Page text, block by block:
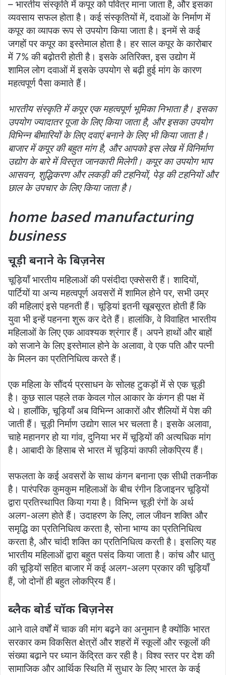
– भारतीय संस्कृति में कपूर को पवित्र माना जाता है, और इसका
व्यवसाय सफल होता है। कई संस्कृतियों में, दवाओं के निर्माण में
कपूर का व्यापक रूप से उपयोग किया जाता है। इनमें से कई
जगहों पर कपूर का इस्तेमाल होता है। हर साल कपूर के कारोबार
में 7% की बढ़ोतरी होती है। इसके अतिरिक्त, इस उद्योग में
शामिल लोग दवाओं में इसके उपयोग से बढ़ी हुई मांग के कारण
महत्वपूर्ण पैसा कमाते हैं।
भारतीय संस्कृति में कपूर एक महत्वपूर्ण भूमिका निभाता है। इसका
उपयोग ज्यादातर पूजा के लिए किया जाता है, और इसका उपयोग
विभिन्न बीमारियों के लिए दवाएं बनाने के लिए भी किया जाता है।
बाजार में कपूर की बहुत मांग है, और आपको इस लेख में विनिर्माण
उद्योग के बारे में विस्तृत जानकारी मिलेगी। कपूर का उपयोग भाप
आसवन, शुद्धिकरण और लकड़ी की टहनियों, पेड़ की टहनियों और
छाल के उपचार के लिए किया जाता है।
home based manufacturing
business
चूड़ी बनाने के बिज़नेस
चूड़ियाँ भारतीय महिलाओं की पसंदीदा एक्सेसरी हैं। शादियों,
पार्टियों या अन्य महत्वपूर्ण अवसरों में शामिल होने पर, सभी उम्र
की महिलाएं इसे पहनती हैं। चूड़ियां इतनी खूबसूरत होती हैं कि
युवा भी इन्हें पहनना शुरू कर देते हैं। हालांकि, वे विवाहित भारतीय
महिलाओं के लिए एक आवश्यक श्रंगार हैं। अपने हाथों और बाहों
को सजाने के लिए इस्तेमाल होने के अलावा, वे एक पति और पत्नी
के मिलन का प्रतिनिधित्व करते हैं।
एक महिला के सौंदर्य प्रसाधन के सोलह टुकड़ों में से एक चूड़ी
है। कुछ साल पहले तक केवल गोल आकार के कंगन ही पक्ष में
थे। हालाँकि, चूड़ियाँ अब विभिन्न आकारों और शैलियों में पेश की
जाती हैं। चूड़ी निर्माण उद्योग साल भर चलता है। इसके अलावा,
चाहे महानगर हो या गांव, दुनिया भर में चूड़ियों की अत्यधिक मांग
है। आबादी के हिसाब से भारत में चूड़ियां काफी लोकप्रिय हैं।
सफलता के कई अवसरों के साथ कंगन बनाना एक सीधी तकनीक
है। पारंपरिक कुमकुम महिलाओं के बीच रंगीन डिजाइनर चूड़ियों
द्वारा प्रतिस्थापित किया गया है। विभिन्न चूड़ी रंगों के अर्थ
अलग-अलग होते हैं। उदाहरण के लिए, लाल जीवन शक्ति और
समृद्धि का प्रतिनिधित्व करता है, सोना भाग्य का प्रतिनिधित्व
करता है, और चांदी शक्ति का प्रतिनिधित्व करती है। इसलिए यह
भारतीय महिलाओं द्वारा बहुत पसंद किया जाता है। कांच और धातु
की चूड़ियों सहित बाजार में कई अलग-अलग प्रकार की चूड़ियाँ
हैं, जो दोनों ही बहुत लोकप्रिय हैं।
ब्लैक बोर्ड चॉक बिज़नेस
आने वाले वर्षों में चाक की मांग बढ़ने का अनुमान है क्योंकि भारत
सरकार कम विकसित क्षेत्रों और शहरों में स्कूलों और स्कूलों की
संख्या बढ़ाने पर ध्यान केंद्रित कर रही है। विश्व स्तर पर देश की
सामाजिक और आर्थिक स्थिति में सुधार के लिए भारत के कई